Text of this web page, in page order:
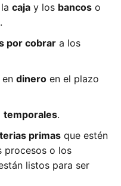
caja y los bancos o
.
por cobrar a los
en dinero en el plazo
temporales.
primas que estén
procesos o los
listos para ser